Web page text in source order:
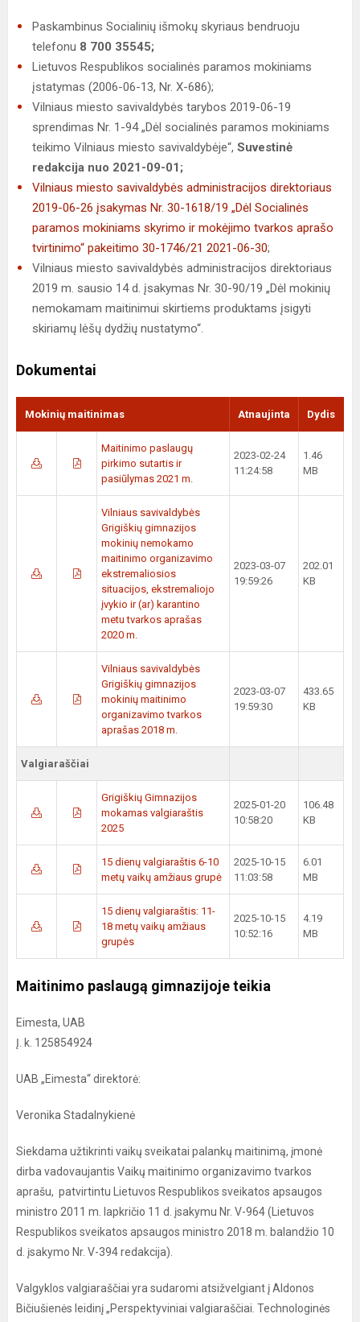
Paskambinus Socialinių išmokų skyriaus bendruoju
telefonu 8 700 35545;
Lietuvos Respublikos socialinės paramos mokiniams
įstatymas (2006-06-13, Nr. X-686);
Vilniaus miesto savivaldybės tarybos 2019-06-19
sprendimas Nr. 1-94 „Dėl socialinės paramos mokiniams
teikimo Vilniaus miesto savivaldybėje“, Suvestinė
redakcija nuo 2021-09-01;
Vilniaus miesto savivaldybės administracijos direktoriaus
2019-06-26 įsakymas Nr. 30-1618/19 „Dėl Socialinės
paramos mokiniams skyrimo ir mokėjimo tvarkos aprašo
tvirtinimo“ pakeitimo 30-1746/21 2021-06-30;
Vilniaus miesto savivaldybės administracijos direktoriaus
2019 m. sausio 14 d. įsakymas Nr. 30-90/19 „Dėl mokinių
nemokamam maitinimui skirtiems produktams įsigyti
skiriamų lėšų dydžių nustatymo“.
Dokumentai
Mokinių maitinimas Atnaujinta Dydis
Maitinimo paslaugų
pirkimo sutartis ir
pasiūlymas 2021 m.
2023-02-24
11:24:58
1.46
MB
Vilniaus savivaldybės
Grigiškių gimnazijos
mokinių nemokamo
maitinimo organizavimo
ekstremaliosios
situacijos, ekstremaliojo
įvykio ir (ar) karantino
metu tvarkos aprašas
2020 m.
2023-03-07
19:59:26
202.01
KB
Vilniaus savivaldybės
Grigiškių gimnazijos
mokinių maitinimo
organizavimo tvarkos
aprašas 2018 m.
2023-03-07
19:59:30
433.65
KB
Valgiaraščiai
Grigiškių Gimnazijos
mokamas valgiaraštis
2025
2025-01-20
10:58:20
106.48
KB
15 dienų valgiaraštis 6-10
metų vaikų amžiaus grupė
2025-10-15
11:03:58
6.01
MB
15 dienų valgiaraštis: 11-
18 metų vaikų amžiaus
grupės
2025-10-15
10:52:16
4.19
MB
Maitinimo paslaugą gimnazijoje teikia
Eimesta, UAB
Į. k. 125854924
UAB „Eimesta“ direktorė:
Veronika Stadalnykienė
Siekdama užtikrinti vaikų sveikatai palankų maitinimą, įmonė
dirba vadovaujantis Vaikų maitinimo organizavimo tvarkos
aprašu, patvirtintu Lietuvos Respublikos sveikatos apsaugos
ministro 2011 m. lapkričio 11 d. įsakymu Nr. V-964 (Lietuvos
Respublikos sveikatos apsaugos ministro 2018 m. balandžio 10
d. įsakymo Nr. V-394 redakcija).
Valgyklos valgiaraščiai yra sudaromi atsižvelgiant į Aldonos
Bičiušienės leidinį „Perspektyviniai valgiaraščiai. Technologinės